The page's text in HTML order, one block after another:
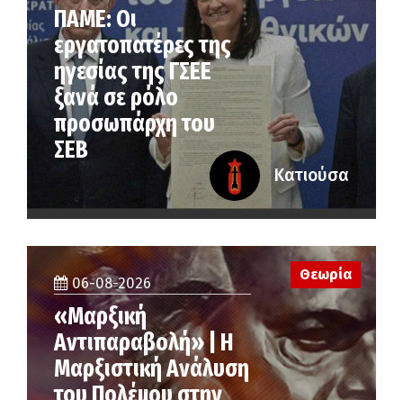
ΠΑΜΕ: Οι
εργατοπατέρες της
ηγεσίας της ΓΣΕΕ
ξανά σε ρόλο
προσωπάρχη του
ΣΕΒ
Κατιούσα
06-08-2026
«Μαρξική
Αντιπαραβολή» | Η
Μαρξιστική Ανάλυση
Θεωρία